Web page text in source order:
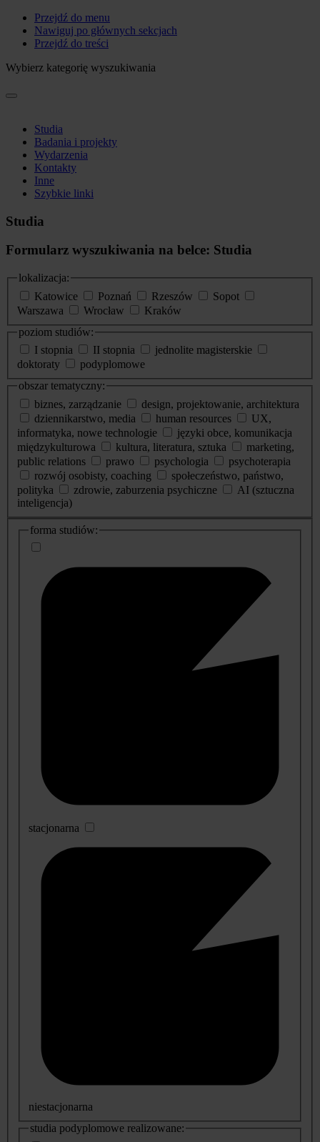
Przejdź do menu
Nawiguj po głównych sekcjach
Przejdź do treści
Wybierz kategorię wyszukiwania
Studia
Badania i projekty
Wydarzenia
Kontakty
Inne
Szybkie linki
Studia
Formularz wyszukiwania na belce: Studia
lokalizacja:
Katowice
Poznań Rzeszów
Sopot
Warszawa
Wrocław
Kraków
poziom studiów:
I stopnia
II stopnia
jednolite magisterskie
doktoraty
podyplomowe
obszar tematyczny:
biznes, zarządzanie
design, projektowanie, architektura
dziennikarstwo, media
human resources
UX,
informatyka, nowe technologie
języki obce, komunikacja
międzykulturowa
kultura, literatura, sztuka
marketing,
public relations
prawo psychologia
psychoterapia
rozwój osobisty, coaching
społeczeństwo, państwo,
polityka
zdrowie, zaburzenia psychiczne
AI (sztuczna
inteligencja)
dodatkowe
informacje
forma studiów:
stacjonarna
niestacjonarna
studia podyplomowe realizowane: